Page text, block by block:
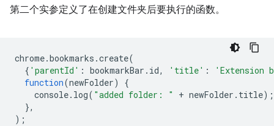
第二个实参定义了在创建文件夹后要执行的函数。
chrome.bookmarks .create(
{ 'parentId' : bookmarkBar . id, 'title' :
'Extension
function(newFolder)
{
console. log( "added folder: " + newFolder . title);
},
);